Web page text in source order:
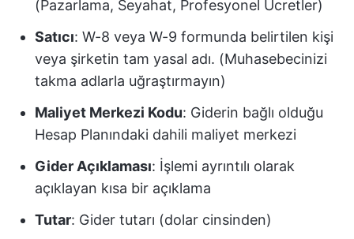
(Pazarlama, Seyahat, Profesyonel Ücretler)
Satıcı: W-8 veya W-9 formunda belirtilen kişi
veya şirketin tam yasal adı. (Muhasebecinizi
takma adlarla uğraştırmayın)
Maliyet Merkezi Kodu: Giderin bağlı olduğu
Hesap Planındaki dahili maliyet merkezi
Gider Açıklaması: İşlemi ayrıntılı olarak
açıklayan kısa bir açıklama
Tutar: Gider tutarı (dolar cinsinden)